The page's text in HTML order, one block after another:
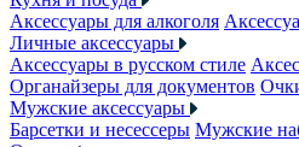
Аксессуары для алкоголя
Личные аксессуары
Аксессуары в русском стиле
Органайзеры для документов
Мужские аксессуары
Барсетки и несессеры Мужские